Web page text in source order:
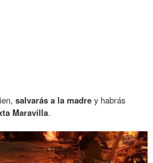
salvarás a la madre y habrás
Maravilla.